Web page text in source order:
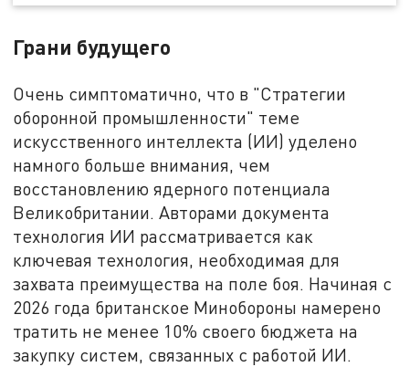
Грани будущего
Очень симптоматично, что в "Стратегии
оборонной промышленности" теме
искусственного интеллекта (ИИ) уделено
намного больше внимания, чем
восстановлению ядерного потенциала
Великобритании. Авторами документа
технология ИИ рассматривается как
ключевая технология, необходимая для
захвата преимущества на поле боя. Начиная с
2026 года британское Минобороны намерено
тратить не менее 10% своего бюджета на
закупку систем, связанных с работой ИИ.